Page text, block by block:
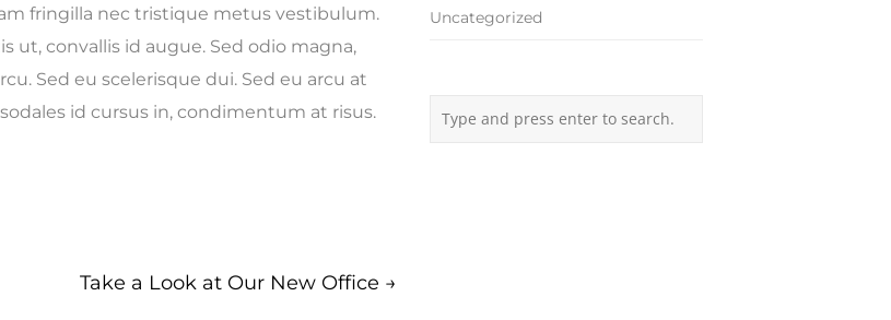
fringilla nec tristique metus vestibulum.
ut, convallis id augue. Sed odio magna,
Sed eu scelerisque dui. Sed eu arcu at
id cursus in, condimentum at risus.
Take a Look at Our New Office →
Uncategorized